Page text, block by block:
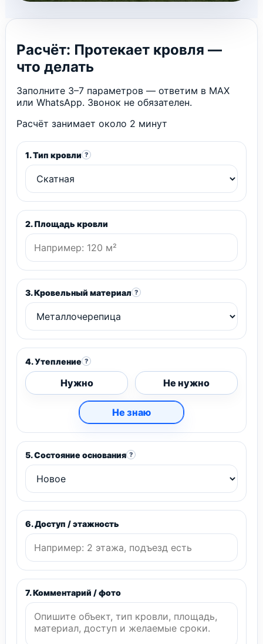
Расчёт: Протекает кровля —
что делать
Заполните 3–7 параметров — ответим в MAX
или WhatsApp. Звонок не обязателен.
Расчёт занимает около 2 минут
1. Тип кровли ?
2. Площадь кровли
3. Кровельный материал ?
4. Утепление ?
Нужно Не нужно
Не знаю
5. Состояние основания ?
6. Доступ / этажность
7. Комментарий / фото